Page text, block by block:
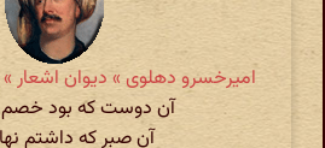
امیرخسرو دهلوی » دیوان اشعار »
آن دوست که بود
آن صبر که داشتم